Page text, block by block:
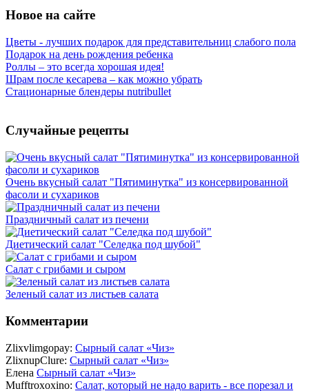
Новое на сайте
Цветы - лучших подарок для представительниц слабого пола
Подарок на день рождения ребенка
Роллы – это всегда хорошая идея!
Шрам после кесарева – как можно убрать
Стационарные блендеры nutribullet
Случайные рецепты
Очень вкусный салат "Пятиминутка" из консервированной
фасоли и сухариков
Праздничный салат из печени
Диетический салат "Селедка под шубой"
Салат с грибами и сыром
Зеленый салат из листьев салата
Комментарии
Zlixvlimgopay: Сырный салат «Чиз»
ZlixnupClure: Сырный салат «Чиз»
Елена Сырный салат «Чиз»
Mufftroxoxino: Салат, который не надо варить - все порезал и